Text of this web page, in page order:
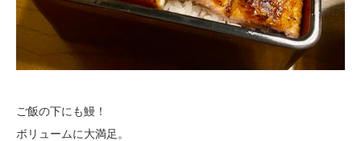
ご飯の下にも鰻！
ボリュームに大満足。